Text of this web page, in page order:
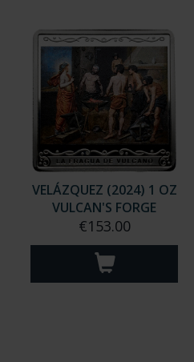
VELÁZQUEZ (2024) 1 OZ
VULCAN'S FORGE
€153.00